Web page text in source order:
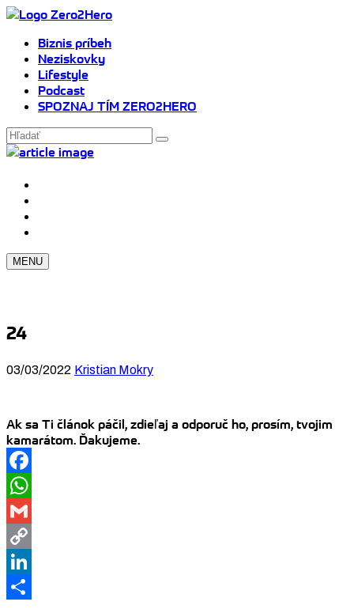
Biznis príbeh
Neziskovky
Lifestyle
Podcast
SPOZNAJ TÍM ZERO2HERO
MENU
24
03/03/2022 Kristian Mokry
Ak sa Ti článok páčil, zdieľaj a odporuč ho, prosím, tvojim
kamarátom. Ďakujeme.
Facebook
WhatsApp
Gmail
Copy
Link
LinkedIn